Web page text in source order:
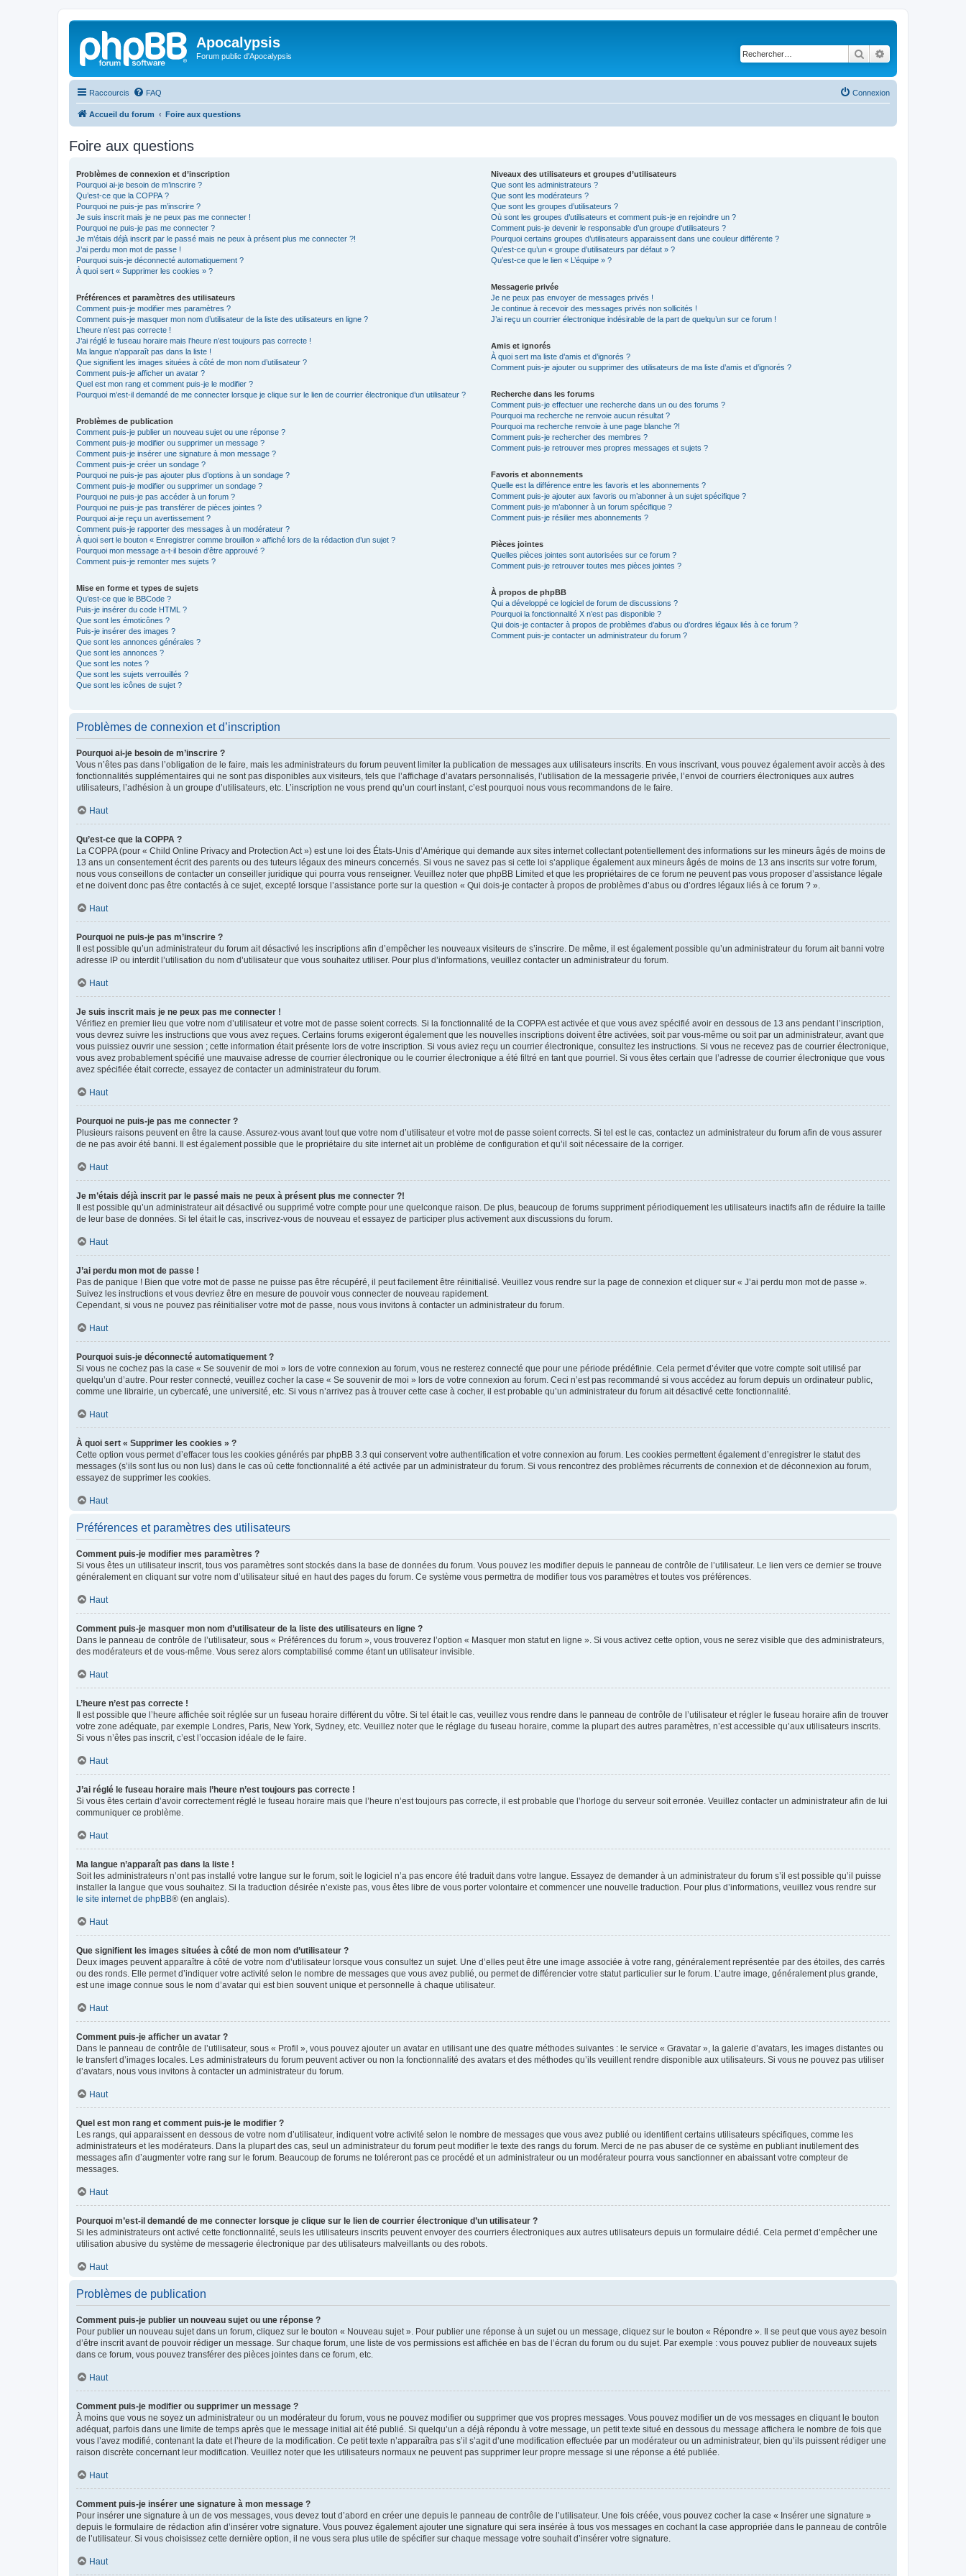
Apocalypsis
Forum public d'Apocalypsis Rechercher
Raccourcis FAQ Connexion
Accueil du forum Foire aux questions
Foire aux questions
Problèmes de connexion et d’inscription
Pourquoi ai-je besoin de m’inscrire ?
Qu’est-ce que la COPPA ?
Pourquoi ne puis-je pas m’inscrire ?
Je suis inscrit mais je ne peux pas me connecter !
Pourquoi ne puis-je pas me connecter ?
Je m’étais déjà inscrit par le passé mais ne peux à présent plus me connecter ?!
J’ai perdu mon mot de passe !
Pourquoi suis-je déconnecté automatiquement ?
À quoi sert « Supprimer les cookies » ?
Préférences et paramètres des utilisateurs
Comment puis-je modifier mes paramètres ?
Comment puis-je masquer mon nom d’utilisateur de la liste des utilisateurs en ligne ?
L’heure n’est pas correcte !
J’ai réglé le fuseau horaire mais l’heure n’est toujours pas correcte !
Ma langue n’apparaît pas dans la liste !
Que signifient les images situées à côté de mon nom d’utilisateur ?
Comment puis-je afficher un avatar ?
Quel est mon rang et comment puis-je le modifier ?
Pourquoi m’est-il demandé de me connecter lorsque je clique sur le lien de courrier électronique d’un utilisateur ?
Problèmes de publication
Comment puis-je publier un nouveau sujet ou une réponse ?
Comment puis-je modifier ou supprimer un message ?
Comment puis-je insérer une signature à mon message ?
Comment puis-je créer un sondage ?
Pourquoi ne puis-je pas ajouter plus d’options à un sondage ?
Comment puis-je modifier ou supprimer un sondage ?
Pourquoi ne puis-je pas accéder à un forum ?
Pourquoi ne puis-je pas transférer de pièces jointes ?
Pourquoi ai-je reçu un avertissement ?
Comment puis-je rapporter des messages à un modérateur ?
À quoi sert le bouton « Enregistrer comme brouillon » affiché lors de la rédaction d’un sujet ?
Pourquoi mon message a-t-il besoin d’être approuvé ?
Comment puis-je remonter mes sujets ?
Mise en forme et types de sujets
Qu’est-ce que le BBCode ?
Puis-je insérer du code HTML ?
Que sont les émoticônes ?
Puis-je insérer des images ?
Que sont les annonces générales ?
Que sont les annonces ?
Que sont les notes ?
Que sont les sujets verrouillés ?
Que sont les icônes de sujet ?
Niveaux des utilisateurs et groupes d’utilisateurs
Que sont les administrateurs ?
Que sont les modérateurs ?
Que sont les groupes d’utilisateurs ?
Où sont les groupes d’utilisateurs et comment puis-je en rejoindre un ?
Comment puis-je devenir le responsable d’un groupe d’utilisateurs ?
Pourquoi certains groupes d’utilisateurs apparaissent dans une couleur différente ?
Qu’est-ce qu’un « groupe d’utilisateurs par défaut » ?
Qu’est-ce que le lien « L’équipe » ?
Messagerie privée
Je ne peux pas envoyer de messages privés !
Je continue à recevoir des messages privés non sollicités !
J’ai reçu un courrier électronique indésirable de la part de quelqu’un sur ce forum !
Amis et ignorés
À quoi sert ma liste d’amis et d’ignorés ?
Comment puis-je ajouter ou supprimer des utilisateurs de ma liste d’amis et d’ignorés ?
Recherche dans les forums
Comment puis-je effectuer une recherche dans un ou des forums ?
Pourquoi ma recherche ne renvoie aucun résultat ?
Pourquoi ma recherche renvoie à une page blanche ?!
Comment puis-je rechercher des membres ?
Comment puis-je retrouver mes propres messages et sujets ?
Favoris et abonnements
Quelle est la différence entre les favoris et les abonnements ?
Comment puis-je ajouter aux favoris ou m’abonner à un sujet spécifique ?
Comment puis-je m’abonner à un forum spécifique ?
Comment puis-je résilier mes abonnements ?
Pièces jointes
Quelles pièces jointes sont autorisées sur ce forum ?
Comment puis-je retrouver toutes mes pièces jointes ?
À propos de phpBB
Qui a développé ce logiciel de forum de discussions ?
Pourquoi la fonctionnalité X n’est pas disponible ?
Qui dois-je contacter à propos de problèmes d’abus ou d’ordres légaux liés à ce forum ?
Comment puis-je contacter un administrateur du forum ?
Problèmes de connexion et d’inscription
Pourquoi ai-je besoin de m’inscrire ?
Vous n’êtes pas dans l’obligation de le faire, mais les administrateurs du forum peuvent limiter la publication de messages aux utilisateurs inscrits. En vous inscrivant, vous pouvez également avoir accès à des
fonctionnalités supplémentaires qui ne sont pas disponibles aux visiteurs, tels que l’affichage d’avatars personnalisés, l’utilisation de la messagerie privée, l’envoi de courriers électroniques aux autres
utilisateurs, l’adhésion à un groupe d’utilisateurs, etc. L’inscription ne vous prend qu’un court instant, c’est pourquoi nous vous recommandons de le faire.
Haut
Qu’est-ce que la COPPA ?
La COPPA (pour « Child Online Privacy and Protection Act ») est une loi des États-Unis d’Amérique qui demande aux sites internet collectant potentiellement des informations sur les mineurs âgés de moins de
13 ans un consentement écrit des parents ou des tuteurs légaux des mineurs concernés. Si vous ne savez pas si cette loi s’applique également aux mineurs âgés de moins de 13 ans inscrits sur votre forum,
nous vous conseillons de contacter un conseiller juridique qui pourra vous renseigner. Veuillez noter que phpBB Limited et que les propriétaires de ce forum ne peuvent pas vous proposer d’assistance légale
et ne doivent donc pas être contactés à ce sujet, excepté lorsque l’assistance porte sur la question « Qui dois-je contacter à propos de problèmes d’abus ou d’ordres légaux liés à ce forum ? ».
Haut
Pourquoi ne puis-je pas m’inscrire ?
Il est possible qu’un administrateur du forum ait désactivé les inscriptions afin d’empêcher les nouveaux visiteurs de s’inscrire. De même, il est également possible qu’un administrateur du forum ait banni votre
adresse IP ou interdit l’utilisation du nom d’utilisateur que vous souhaitez utiliser. Pour plus d’informations, veuillez contacter un administrateur du forum.
Haut
Je suis inscrit mais je ne peux pas me connecter !
Vérifiez en premier lieu que votre nom d’utilisateur et votre mot de passe soient corrects. Si la fonctionnalité de la COPPA est activée et que vous avez spécifié avoir en dessous de 13 ans pendant l’inscription,
vous devrez suivre les instructions que vous avez reçues. Certains forums exigeront également que les nouvelles inscriptions doivent être activées, soit par vous-même ou soit par un administrateur, avant que
vous puissiez ouvrir une session ; cette information était présente lors de votre inscription. Si vous aviez reçu un courrier électronique, consultez les instructions. Si vous ne recevez pas de courrier électronique,
vous avez probablement spécifié une mauvaise adresse de courrier électronique ou le courrier électronique a été filtré en tant que pourriel. Si vous êtes certain que l’adresse de courrier électronique que vous
avez spécifiée était correcte, essayez de contacter un administrateur du forum.
Haut
Pourquoi ne puis-je pas me connecter ?
Plusieurs raisons peuvent en être la cause. Assurez-vous avant tout que votre nom d’utilisateur et votre mot de passe soient corrects. Si tel est le cas, contactez un administrateur du forum afin de vous assurer
de ne pas avoir été banni. Il est également possible que le propriétaire du site internet ait un problème de configuration et qu’il soit nécessaire de la corriger.
Haut
Je m’étais déjà inscrit par le passé mais ne peux à présent plus me connecter ?!
Il est possible qu’un administrateur ait désactivé ou supprimé votre compte pour une quelconque raison. De plus, beaucoup de forums suppriment périodiquement les utilisateurs inactifs afin de réduire la taille
de leur base de données. Si tel était le cas, inscrivez-vous de nouveau et essayez de participer plus activement aux discussions du forum.
Haut
J’ai perdu mon mot de passe !
Pas de panique ! Bien que votre mot de passe ne puisse pas être récupéré, il peut facilement être réinitialisé. Veuillez vous rendre sur la page de connexion et cliquer sur « J’ai perdu mon mot de passe ».
Suivez les instructions et vous devriez être en mesure de pouvoir vous connecter de nouveau rapidement.
Cependant, si vous ne pouvez pas réinitialiser votre mot de passe, nous vous invitons à contacter un administrateur du forum.
Haut
Pourquoi suis-je déconnecté automatiquement ?
Si vous ne cochez pas la case « Se souvenir de moi » lors de votre connexion au forum, vous ne resterez connecté que pour une période prédéfinie. Cela permet d’éviter que votre compte soit utilisé par
quelqu’un d’autre. Pour rester connecté, veuillez cocher la case « Se souvenir de moi » lors de votre connexion au forum. Ceci n’est pas recommandé si vous accédez au forum depuis un ordinateur public,
comme une librairie, un cybercafé, une université, etc. Si vous n’arrivez pas à trouver cette case à cocher, il est probable qu’un administrateur du forum ait désactivé cette fonctionnalité.
Haut
À quoi sert « Supprimer les cookies » ?
Cette option vous permet d’effacer tous les cookies générés par phpBB 3.3 qui conservent votre authentification et votre connexion au forum. Les cookies permettent également d’enregistrer le statut des
messages (s’ils sont lus ou non lus) dans le cas où cette fonctionnalité a été activée par un administrateur du forum. Si vous rencontrez des problèmes récurrents de connexion et de déconnexion au forum,
essayez de supprimer les cookies.
Haut
Préférences et paramètres des utilisateurs
Comment puis-je modifier mes paramètres ?
Si vous êtes un utilisateur inscrit, tous vos paramètres sont stockés dans la base de données du forum. Vous pouvez les modifier depuis le panneau de contrôle de l’utilisateur. Le lien vers ce dernier se trouve
généralement en cliquant sur votre nom d’utilisateur situé en haut des pages du forum. Ce système vous permettra de modifier tous vos paramètres et toutes vos préférences.
Haut
Comment puis-je masquer mon nom d’utilisateur de la liste des utilisateurs en ligne ?
Dans le panneau de contrôle de l’utilisateur, sous « Préférences du forum », vous trouverez l’option « Masquer mon statut en ligne ». Si vous activez cette option, vous ne serez visible que des administrateurs,
des modérateurs et de vous-même. Vous serez alors comptabilisé comme étant un utilisateur invisible.
Haut
L’heure n’est pas correcte !
Il est possible que l’heure affichée soit réglée sur un fuseau horaire différent du vôtre. Si tel était le cas, veuillez vous rendre dans le panneau de contrôle de l’utilisateur et régler le fuseau horaire afin de trouver
votre zone adéquate, par exemple Londres, Paris, New York, Sydney, etc. Veuillez noter que le réglage du fuseau horaire, comme la plupart des autres paramètres, n’est accessible qu’aux utilisateurs inscrits.
Si vous n’êtes pas inscrit, c’est l’occasion idéale de le faire.
Haut
J’ai réglé le fuseau horaire mais l’heure n’est toujours pas correcte !
Si vous êtes certain d’avoir correctement réglé le fuseau horaire mais que l’heure n’est toujours pas correcte, il est probable que l’horloge du serveur soit erronée. Veuillez contacter un administrateur afin de lui
communiquer ce problème.
Haut
Ma langue n’apparaît pas dans la liste !
Soit les administrateurs n’ont pas installé votre langue sur le forum, soit le logiciel n’a pas encore été traduit dans votre langue. Essayez de demander à un administrateur du forum s’il est possible qu’il puisse
installer la langue que vous souhaitez. Si la traduction désirée n’existe pas, vous êtes libre de vous porter volontaire et commencer une nouvelle traduction. Pour plus d’informations, veuillez vous rendre sur
le site internet de phpBB® (en anglais).
Haut
Que signifient les images situées à côté de mon nom d’utilisateur ?
Deux images peuvent apparaître à côté de votre nom d’utilisateur lorsque vous consultez un sujet. Une d’elles peut être une image associée à votre rang, généralement représentée par des étoiles, des carrés
ou des ronds. Elle permet d’indiquer votre activité selon le nombre de messages que vous avez publié, ou permet de différencier votre statut particulier sur le forum. L’autre image, généralement plus grande,
est une image connue sous le nom d’avatar qui est bien souvent unique et personnelle à chaque utilisateur.
Haut
Comment puis-je afficher un avatar ?
Dans le panneau de contrôle de l’utilisateur, sous « Profil », vous pouvez ajouter un avatar en utilisant une des quatre méthodes suivantes : le service « Gravatar », la galerie d’avatars, les images distantes ou
le transfert d’images locales. Les administrateurs du forum peuvent activer ou non la fonctionnalité des avatars et des méthodes qu’ils veuillent rendre disponible aux utilisateurs. Si vous ne pouvez pas utiliser
d’avatars, nous vous invitons à contacter un administrateur du forum.
Haut
Quel est mon rang et comment puis-je le modifier ?
Les rangs, qui apparaissent en dessous de votre nom d’utilisateur, indiquent votre activité selon le nombre de messages que vous avez publié ou identifient certains utilisateurs spécifiques, comme les
administrateurs et les modérateurs. Dans la plupart des cas, seul un administrateur du forum peut modifier le texte des rangs du forum. Merci de ne pas abuser de ce système en publiant inutilement des
messages afin d’augmenter votre rang sur le forum. Beaucoup de forums ne toléreront pas ce procédé et un administrateur ou un modérateur pourra vous sanctionner en abaissant votre compteur de
messages.
Haut
Pourquoi m’est-il demandé de me connecter lorsque je clique sur le lien de courrier électronique d’un utilisateur ?
Si les administrateurs ont activé cette fonctionnalité, seuls les utilisateurs inscrits peuvent envoyer des courriers électroniques aux autres utilisateurs depuis un formulaire dédié. Cela permet d’empêcher une
utilisation abusive du système de messagerie électronique par des utilisateurs malveillants ou des robots.
Haut
Problèmes de publication
Comment puis-je publier un nouveau sujet ou une réponse ?
Pour publier un nouveau sujet dans un forum, cliquez sur le bouton « Nouveau sujet ». Pour publier une réponse à un sujet ou un message, cliquez sur le bouton « Répondre ». Il se peut que vous ayez besoin
d’être inscrit avant de pouvoir rédiger un message. Sur chaque forum, une liste de vos permissions est affichée en bas de l’écran du forum ou du sujet. Par exemple : vous pouvez publier de nouveaux sujets
dans ce forum, vous pouvez transférer des pièces jointes dans ce forum, etc.
Haut
Comment puis-je modifier ou supprimer un message ?
À moins que vous ne soyez un administrateur ou un modérateur du forum, vous ne pouvez modifier ou supprimer que vos propres messages. Vous pouvez modifier un de vos messages en cliquant le bouton
adéquat, parfois dans une limite de temps après que le message initial ait été publié. Si quelqu’un a déjà répondu à votre message, un petit texte situé en dessous du message affichera le nombre de fois que
vous l’avez modifié, contenant la date et l’heure de la modification. Ce petit texte n’apparaîtra pas s’il s’agit d’une modification effectuée par un modérateur ou un administrateur, bien qu’ils puissent rédiger une
raison discrète concernant leur modification. Veuillez noter que les utilisateurs normaux ne peuvent pas supprimer leur propre message si une réponse a été publiée.
Haut
Comment puis-je insérer une signature à mon message ?
Pour insérer une signature à un de vos messages, vous devez tout d’abord en créer une depuis le panneau de contrôle de l’utilisateur. Une fois créée, vous pouvez cocher la case « Insérer une signature »
depuis le formulaire de rédaction afin d’insérer votre signature. Vous pouvez également ajouter une signature qui sera insérée à tous vos messages en cochant la case appropriée dans le panneau de contrôle
de l’utilisateur. Si vous choisissez cette dernière option, il ne vous sera plus utile de spécifier sur chaque message votre souhait d’insérer votre signature.
Haut